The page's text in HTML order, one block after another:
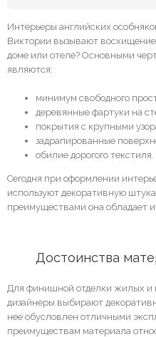
Интерьеры английских
Виктории вызывают
доме или отеле? Основными
являются:
минимум свободного
деревянные фартуки на
покрытия с крупными
задрапированные
обилие дорогого текстиля.
Сегодня при оформлении
используют декоративную
преимуществами она обладает и
Достоинства
Для финишной отделки жилых и
дизайнеры выбирают
нее обусловлен отличными
преимуществам материала